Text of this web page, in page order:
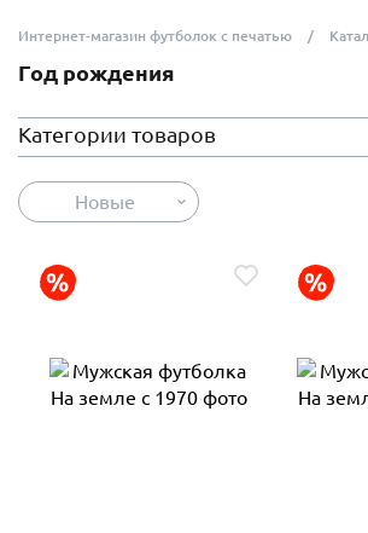
Интернет-магазин футболок с печатью
Год рождения
Категории товаров
Новые